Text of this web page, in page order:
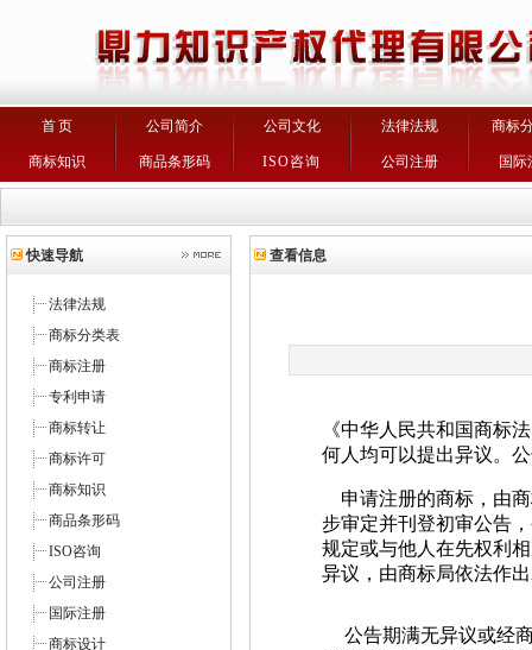
首 页 公司简介 公司文化 法律法规 商标
商标知识 商品条形码 ISO咨询 公司注册 国际
快速导航
法律法规
商标分类表
商标注册
专利申请
商标转让
商标许可
商标知识
商品条形码
ISO咨询
公司注册
国际注册
商标设计
查看信息
《中华人民共和国商标
何人均可以提出异议。
申请注册的商标，由商
步审定并刊登初审公告
规定或与他人在先权利
异议，由商标局依法作
公告期满无异议或经